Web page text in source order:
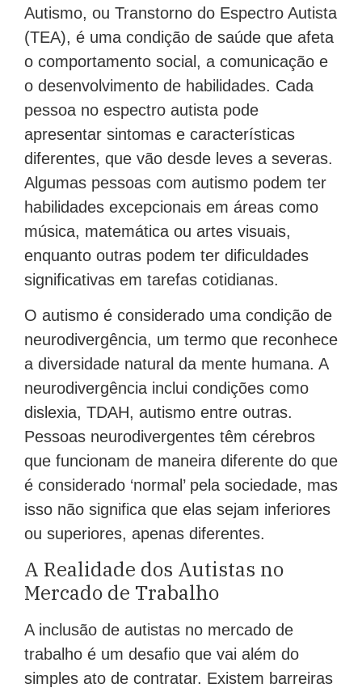
Autismo, ou Transtorno do Espectro Autista
(TEA), é uma condição de saúde que afeta
o comportamento social, a comunicação e
o desenvolvimento de habilidades. Cada
pessoa no espectro autista pode
apresentar sintomas e características
diferentes, que vão desde leves a severas.
Algumas pessoas com autismo podem ter
habilidades excepcionais em áreas como
música, matemática ou artes visuais,
enquanto outras podem ter dificuldades
significativas em tarefas cotidianas.
O autismo é considerado uma condição de
neurodivergência, um termo que reconhece
a diversidade natural da mente humana. A
neurodivergência inclui condições como
dislexia, TDAH, autismo entre outras.
Pessoas neurodivergentes têm cérebros
que funcionam de maneira diferente do que
é considerado ‘normal’ pela sociedade, mas
isso não significa que elas sejam inferiores
ou superiores, apenas diferentes.
A Realidade dos Autistas no
Mercado de Trabalho
A inclusão de autistas no mercado de
trabalho é um desafio que vai além do
simples ato de contratar. Existem barreiras